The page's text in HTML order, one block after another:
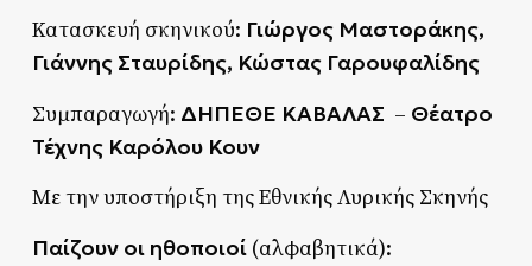
Κατασκευή σκηνικού: Γιώργος Μαστοράκης,
Γιάννης Σταυρίδης, Κώστας Γαρουφαλίδης
Συμπαραγωγή: ΔΗΠΕΘΕ ΚΑΒΑΛΑΣ – Θέατρο
Τέχνης Καρόλου Κουν
Με την υποστήριξη της Εθνικής Λυρικής Σκηνής
Παίζουν οι ηθοποιοί(αλφαβητικά):